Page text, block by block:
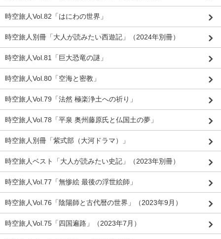
時空旅人Vol.82「はにわの世界」
時空旅人別冊「大人が読みたい西遊記」（2024年別冊）
時空旅人Vol.81「巨大恐竜の謎」
時空旅人Vol.80「空海と密教」
時空旅人Vol.79「法然 極楽浄土への祈り」
時空旅人Vol.78「平泉 奥州藤原氏と仏国土の夢」
時空旅人別冊「紫式部（大河ドラマ）」
時空旅人ベスト「大人が読みたい史記」（2023年別冊）
時空旅人Vol.77「無惨絵 最後の浮世絵師」
時空旅人Vol.76「陰陽師と古代暦の世界」（2023年9月）
時空旅人Vol.75「四国遍路」（2023年7月）